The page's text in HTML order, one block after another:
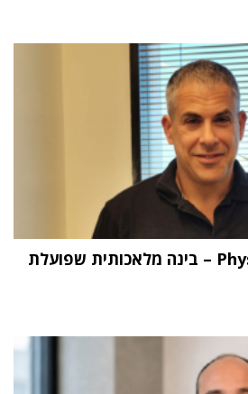
"העתיד הוא Physical AI – בינה מלאכותית שפועלת